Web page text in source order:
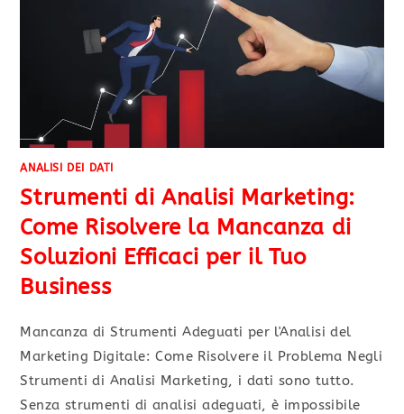
ANALISI DEI DATI
Strumenti di Analisi Marketing:
Come Risolvere la Mancanza di
Soluzioni Efficaci per il Tuo
Business
Mancanza di Strumenti Adeguati per l'Analisi del
Marketing Digitale: Come Risolvere il Problema Negli
Strumenti di Analisi Marketing, i dati sono tutto.
Senza strumenti di analisi adeguati, è impossibile